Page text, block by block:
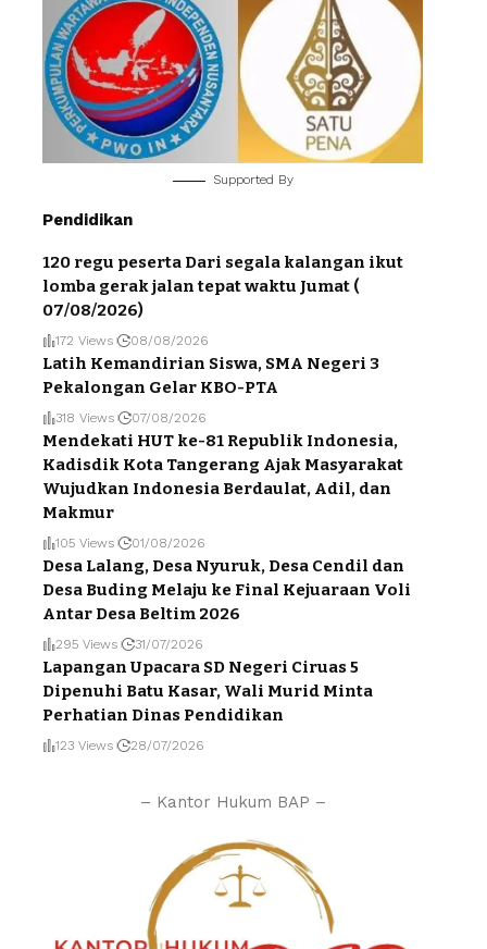
Supported By
Pendidikan
120 regu peserta Dari segala kalangan ikut
lomba gerak jalan tepat waktu Jumat (
07/08/2026)
172 Views 08/08/2026
Latih Kemandirian Siswa, SMA Negeri 3
Pekalongan Gelar KBO-PTA
318 Views 07/08/2026
Mendekati HUT ke-81 Republik Indonesia,
Kadisdik Kota Tangerang Ajak Masyarakat
Wujudkan Indonesia Berdaulat, Adil, dan
Makmur
105 Views 01/08/2026
Desa Lalang, Desa Nyuruk, Desa Cendil dan
Desa Buding Melaju ke Final Kejuaraan Voli
Antar Desa Beltim 2026
295 Views 31/07/2026
Lapangan Upacara SD Negeri Ciruas 5
Dipenuhi Batu Kasar, Wali Murid Minta
Perhatian Dinas Pendidikan
123 Views 28/07/2026
– Kantor Hukum BAP –